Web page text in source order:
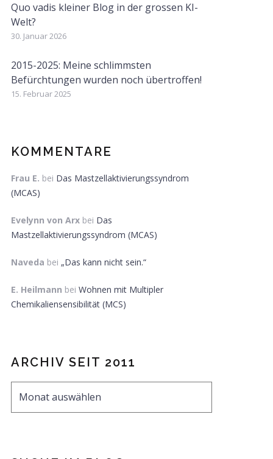
Quo vadis kleiner Blog in der grossen KI-
Welt?
30. Januar 2026
2015-2025: Meine schlimmsten
Befürchtungen wurden noch übertroffen!
15. Februar 2025
KOMMENTARE
Frau E. bei Das Mastzellaktivierungssyndrom
(MCAS)
Evelynn von Arx bei Das
Mastzellaktivierungssyndrom (MCAS)
Naveda bei „Das kann nicht sein.“
E. Heilmann bei Wohnen mit Multipler
Chemikaliensensibilität (MCS)
ARCHIV SEIT 2011